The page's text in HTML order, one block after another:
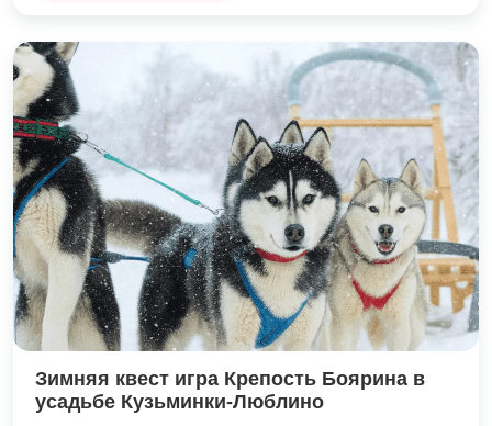
Зимняя квест игра Крепость Боярина в
усадьбе Кузьминки-Люблино